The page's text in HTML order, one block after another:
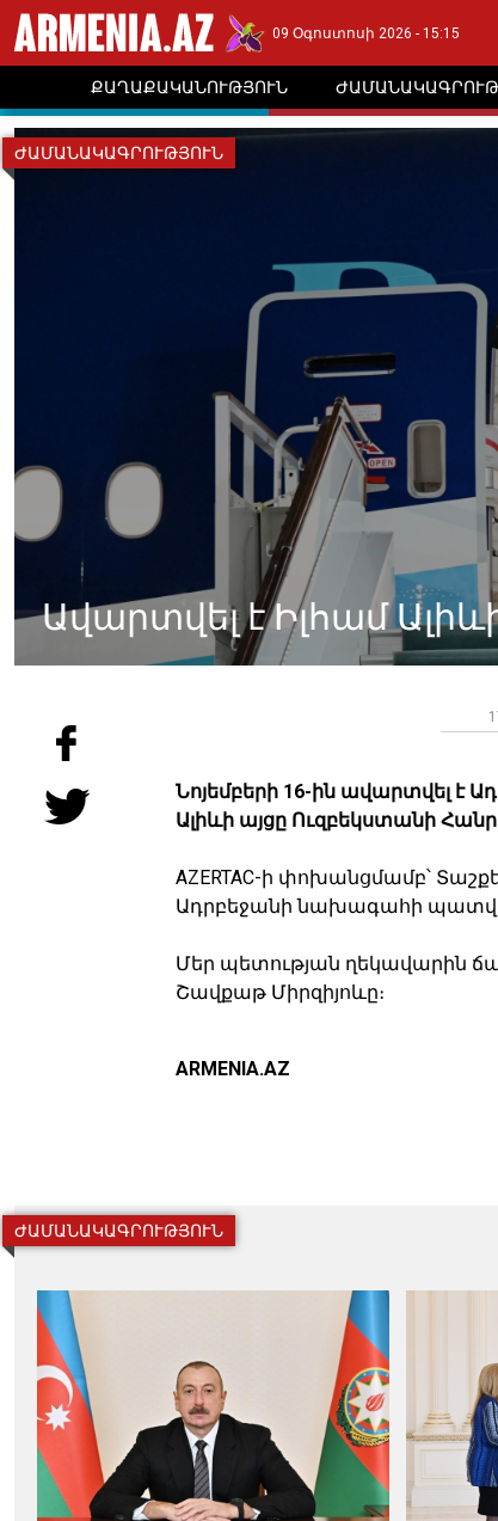
09 Օգոստոսի 2026 - 15:15
ՔԱՂԱՔԱԿԱՆՈՒԹՅՈՒՆ
Ավարտվել է Իլհամ
ԺԱՄԱՆԱԿԱԳՐՈՒԹՅՈՒՆ
Նոյեմբերի 16-ին ավարտվել
Ալիևի այցը Ուզբեկստանի
AZERTAC-ի փոխանցմամբ՝
Ադրբեջանի նախագահի
Մեր պետության ղեկավարին
Շավքաթ Միրզիյոևը։
ARMENIA.AZ
ԺԱՄԱՆԱԿԱԳՐՈՒԹՅՈՒՆ